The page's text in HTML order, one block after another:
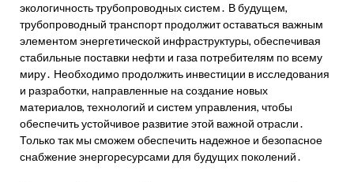
экологичность трубопроводных систем․ В будущем,
трубопроводный транспорт продолжит оставаться важным
элементом энергетической инфраструктуры, обеспечивая
стабильные поставки нефти и газа потребителям по всему
миру․ Необходимо продолжить инвестиции в исследования
и разработки, направленные на создание новых
материалов, технологий и систем управления, чтобы
обеспечить устойчивое развитие этой важной отрасли․
Только так мы сможем обеспечить надежное и безопасное
снабжение энергоресурсами для будущих поколений․